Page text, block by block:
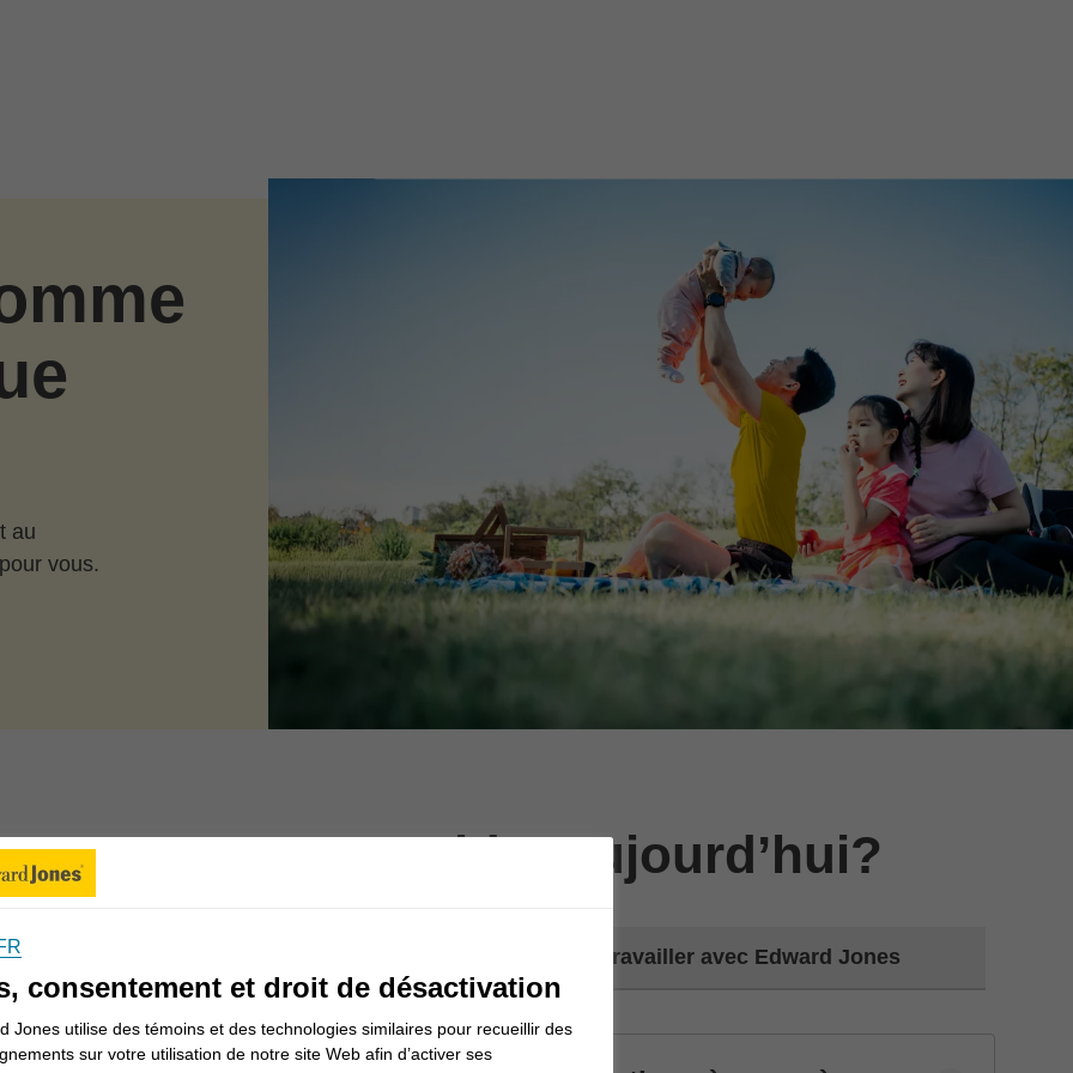
au
vous.
nous vous aider aujourd’hui?
Travailler avec Edward Jones
consentement et droit de désactivation
Jones utilise des témoins et des technologies similaires pour recueillir des
sur votre utilisation de notre site Web afin d’activer ses